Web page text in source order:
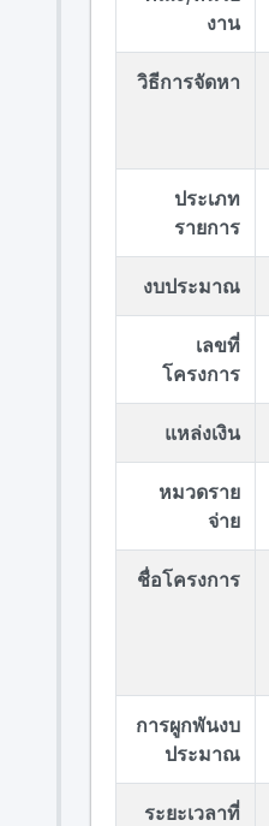
งาน
วิธีการจัดหา
ประเภท
รายการ
งบประมาณ
เลขที่
โครงการ
แหล่งเงิน
หมวดราย
จ่าย
ชื่อโครงการ
การผูกพันงบ
ประมาณ
ระยะเวลาที่